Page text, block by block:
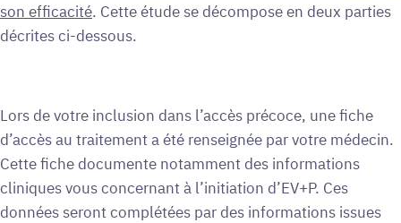
son efficacité. Cette étude se décompose en deux parties
décrites ci-dessous.
Lors de votre inclusion dans l’accès précoce, une fiche
d’accès au traitement a été renseignée par votre médecin.
Cette fiche documente notamment des informations
cliniques vous concernant à l’initiation d’EV+P. Ces
données seront complétées par des informations issues